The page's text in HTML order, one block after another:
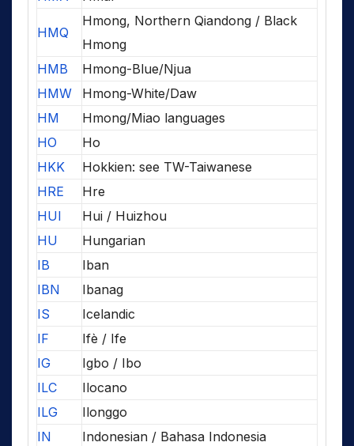
HMQ
Hmong, Northern Qiandong / Black
Hmong
HMB
Hmong-Blue/Njua
HMW
Hmong-White/Daw
HM
Hmong/Miao languages
HO
Ho
HKK
Hokkien: see TW-Taiwanese
HRE
Hre
HUI
Hui / Huizhou
HU
Hungarian
IB
Iban
IBN
Ibanag
IS
Icelandic
IF
Ifè / Ife
IG
Igbo / Ibo
ILC
Ilocano
ILG
Ilonggo
IN
Indonesian / Bahasa Indonesia